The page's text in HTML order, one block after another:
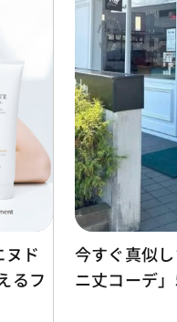
ド
るフ
今すぐ真似
ニ丈コーデ